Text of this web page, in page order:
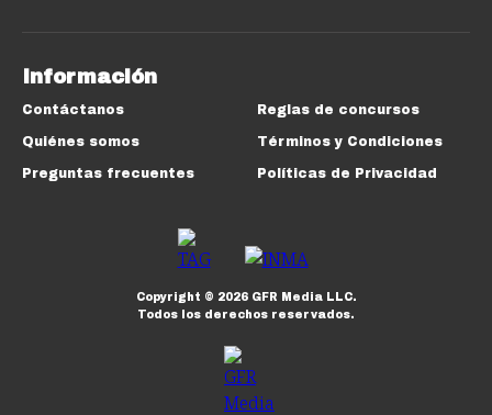
Información
Contáctanos
Quiénes somos
Preguntas frecuentes
Reglas de concursos
Términos y Condiciones
Políticas de Privacidad
Copyright © 2026GFR Media LLC.
Todos los derechos reservados.